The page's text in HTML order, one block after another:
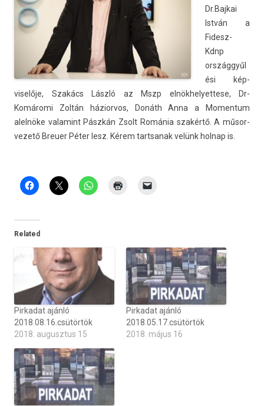
Dr.Baj­kai
István a
Fidesz-
Kdnp
országgyűl
ési kép­
viselője, Szakács László az Mszp el­nökhelyet­tese, Dr-
Komáromi Zoltán házior­vos, Donáth Anna a Momen­tum
alelnöke valamint Pászkán Zsolt Románia szakértő. A műsor­
vezető Breu­er Péter lesz. Kérem tartsanak velünk hol­nap is.
Related
Pirkadat ajánló
2018.08.16.csütörtök
2018. augusztus 15
Pirkadat ajánló
2018.05.17.csütörtök
2018. május 16